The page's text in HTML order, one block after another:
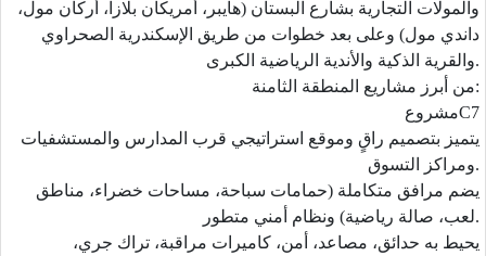
والمولات التجارية بشارع البستان (هايبر، أمريكان بلازا، أركان مول،
داندي مول) وعلى بعد خطوات من طريق الإسكندرية الصحراوي
والقرية الذكية والأندية الرياضية الكبرى.
من أبرز مشاريع المنطقة الثامنة:
مشروعC7
ومراكز التسوق.
يضم مرافق متكاملة (حمامات سباحة، مساحات خضراء، مناطق
لعب، صالة رياضية) ونظام أمني متطور.
يحيط به حدائق، مصاعد، أمن، كاميرات مراقبة، تراك جري،